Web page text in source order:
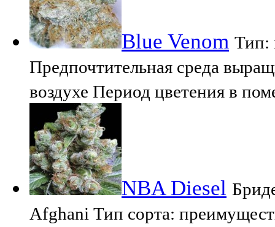
Blue Venom Тип:
Предпочтительная среда
воздухе Период цветения в
NBA Diesel
Afghani Тип сорта: